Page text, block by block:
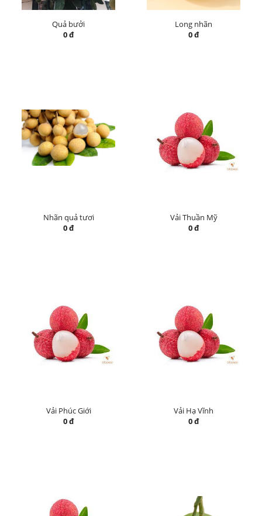
Quả bưởi
0 đ
Long nhãn
0 đ
Nhãn quả tươi
0 đ
Vải Thuần Mỹ
0 đ
Vải Phúc Giới
0 đ
Vải Hạ Vĩnh
0 đ